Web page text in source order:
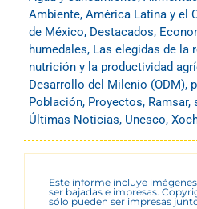
Ambiente, América Latina y el
de México, Destacados,
humedales, Las elegidas de la
nutrición y la productividad
Desarrollo del Milenio (ODM),
Población, Proyectos, Ramsar,
Últimas Noticias, Unesco,
Este informe incluye
ser bajadas e impresas.
sólo pueden ser impresas